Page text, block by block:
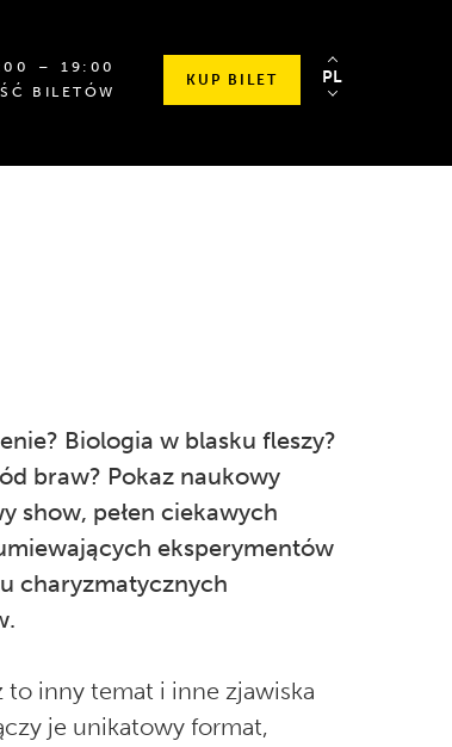
PL
⁠–⁠ 19 :00
SZCZEGÓŁOWE
BILETÓW
KUP BILET
Biologia w blasku fleszy?
braw? Pokaz naukowy
show, pełen ciekawych
eksperymentów
charyzmatycznych
to inny temat i inne zjawiska
je unikatowy format,